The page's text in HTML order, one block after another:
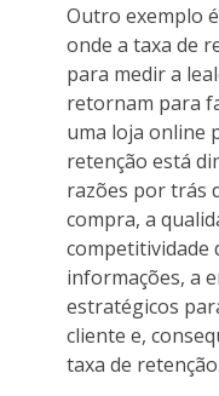
Outro exemplo
onde a taxa de
para medir a
retornam para
uma loja online
retenção está
razões por trás
compra, a
competitividade
informações, a
estratégicos
cliente e,
taxa de retenção.